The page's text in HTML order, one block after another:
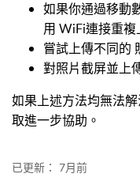
如果你通過移動
用 WiFi連接重
嘗試上傳不同的
對照片截屏並上
如果上述方法均無法
取進一步協助。
已更新： 7月前